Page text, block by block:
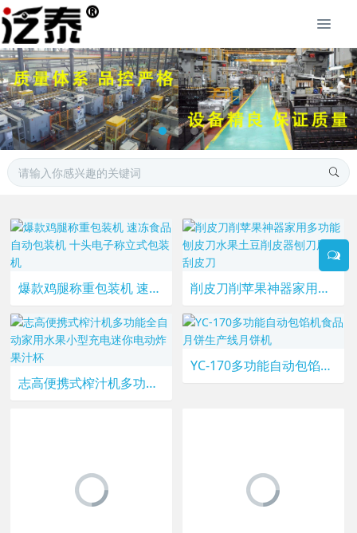
爆款鸡腿称重包装机 速冻食品自动包装机 十头电子称立式包装机 削皮刀削苹果神器家用多功能刨皮刀水果土豆削皮器刨刀厨房刮皮刀
志高便携式榨汁机多功能全自动家用水果小型充电迷你电动炸果汁杯
YC-170多功能自动包馅机食品月饼生产线月饼机